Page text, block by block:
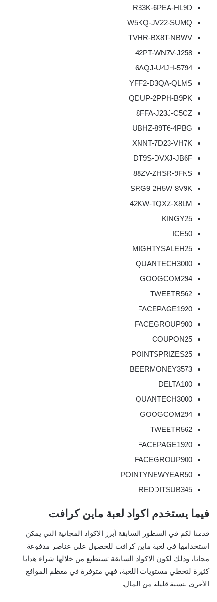
R33K-6PEA-HL9D
W5KQ-JV22-SUMQ
TVHR-BX8T-NBWV
42PT-WN7V-J258
6AQJ-U4JH-5794
YFF2-D3QA-QLMS
QDUP-2PPH-B9PK
8FFA-J23J-C5CZ
UBHZ-89T6-4PBG
XNNT-7D23-VH7K
DT9S-DVXJ-JB6F
88ZV-ZHSR-9FKS
SRG9-2H5W-8V9K
42KW-TQXZ-X8LM
KINGY25
ICE50
MIGHTYSALEH25
QUANTECH3000
GOOGCOM294
TWEETR562
FACEPAGE1920
FACEGROUP900
COUPON25
POINTSPRIZES25
BEERMONEY3573
DELTA100
QUANTECH3000
GOOGCOM294
TWEETR562
FACEPAGE1920
FACEGROUP900
POINTYNEWYEAR50
REDDITSUB345
فيما يستخدم اكواد لعبة ماين كرافت
قدمنا لكم في السطور السابقة أبرز الاكواد المجانية التي يمكن
استخدامها في لعبة ماين كرافت للحصول على عناصر مدفوعة
مجانا، وذلك لكون الاكواد السابقة تستطيع من خلالها شراء هدايا
كثيرة لتخطي مستويات اللعبة، فهي متوفرة في معظم المواقع
الأخرى بنسبة قليلة من المال.